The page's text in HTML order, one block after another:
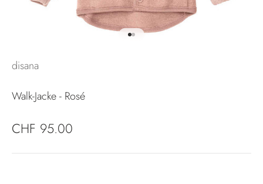
disana
Walk-Jacke - Rosé
Angebot
CHF 95.00